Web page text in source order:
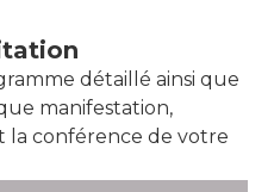
détaillé ainsi que
manifestation,
la conférence de votre